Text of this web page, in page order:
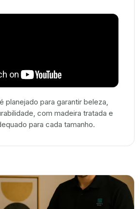
planejado para garantir beleza,
com madeira tratada e
para cada tamanho.